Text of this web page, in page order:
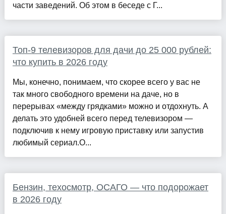
части заведений. Об этом в беседе с Г...
Топ-9 телевизоров для дачи до 25 000 рублей:
что купить в 2026 году
Мы, конечно, понимаем, что скорее всего у вас не
так много свободного времени на даче, но в
перерывах «между грядками» можно и отдохнуть. А
делать это удобней всего перед телевизором —
подключив к нему игровую приставку или запустив
любимый сериал.О...
Бензин, техосмотр, ОСАГО — что подорожает
в 2026 году